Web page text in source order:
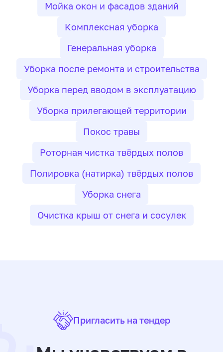
Мойка окон и фасадов зданий
Комплексная уборка
Генеральная уборка
Уборка после ремонта и строительства
Уборка перед вводом в эксплуатацию
Уборка прилегающей территории
Покос травы
Роторная чистка твёрдых полов
Полировка (натирка) твёрдых полов
Уборка снега
Очистка крыш от снега и сосулек
Пригласить на тендер